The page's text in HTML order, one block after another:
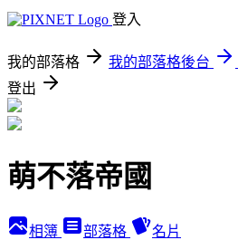
登入
我的部落格 我的部落格後台
登出
萌不落帝國
相簿 部落格 名片